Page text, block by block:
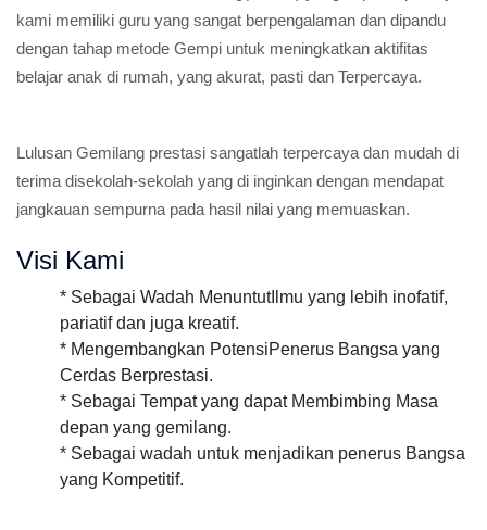
kami memiliki guru yang sangat berpengalaman dan dipandu
dengan tahap metode Gempi untuk meningkatkan aktifitas
belajar anak di rumah, yang akurat, pasti dan Terpercaya.
Lulusan Gemilang prestasi sangatlah terpercaya dan mudah di
terima disekolah-sekolah yang di inginkan dengan mendapat
jangkauan sempurna pada hasil nilai yang memuaskan.
Visi Kami
* Sebagai Wadah MenuntutIlmu yang lebih inofatif,
pariatif dan juga kreatif.
* Mengembangkan PotensiPenerus Bangsa yang
Cerdas Berprestasi.
* Sebagai Tempat yang dapat Membimbing Masa
depan yang gemilang.
* Sebagai wadah untuk menjadikan penerus Bangsa
yang Kompetitif.